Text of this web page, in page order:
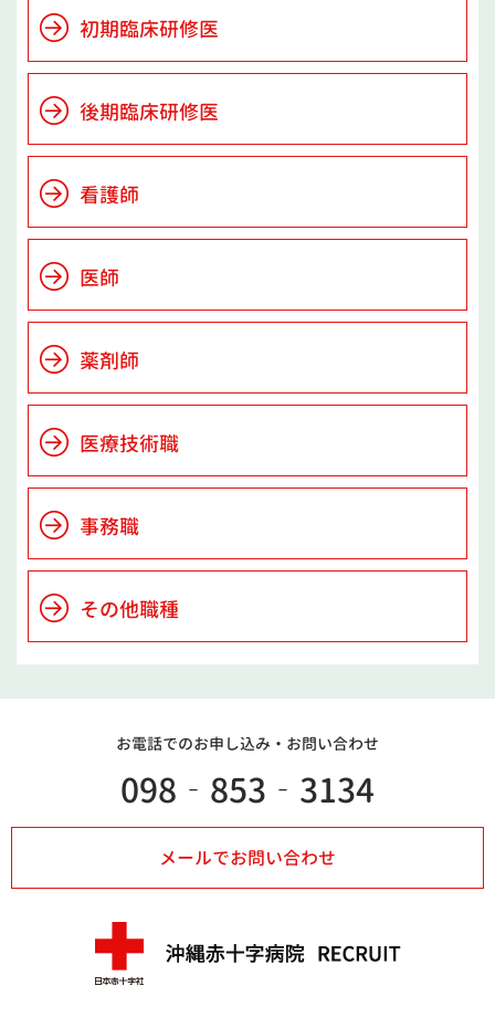
初期臨床研修医
後期臨床研修医
看護師
医師
薬剤師
医療技術職
事務職
その他職種
お電話でのお申し込み・ お問い合わせ
098‐853‐3134
メールでお問い合わせ